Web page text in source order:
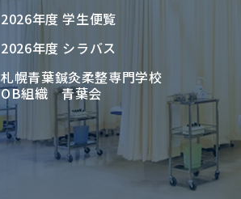
2026年度 学生便覧
2026年度 シラバス
札幌青葉鍼灸柔整専門学校
OB組織 青葉会